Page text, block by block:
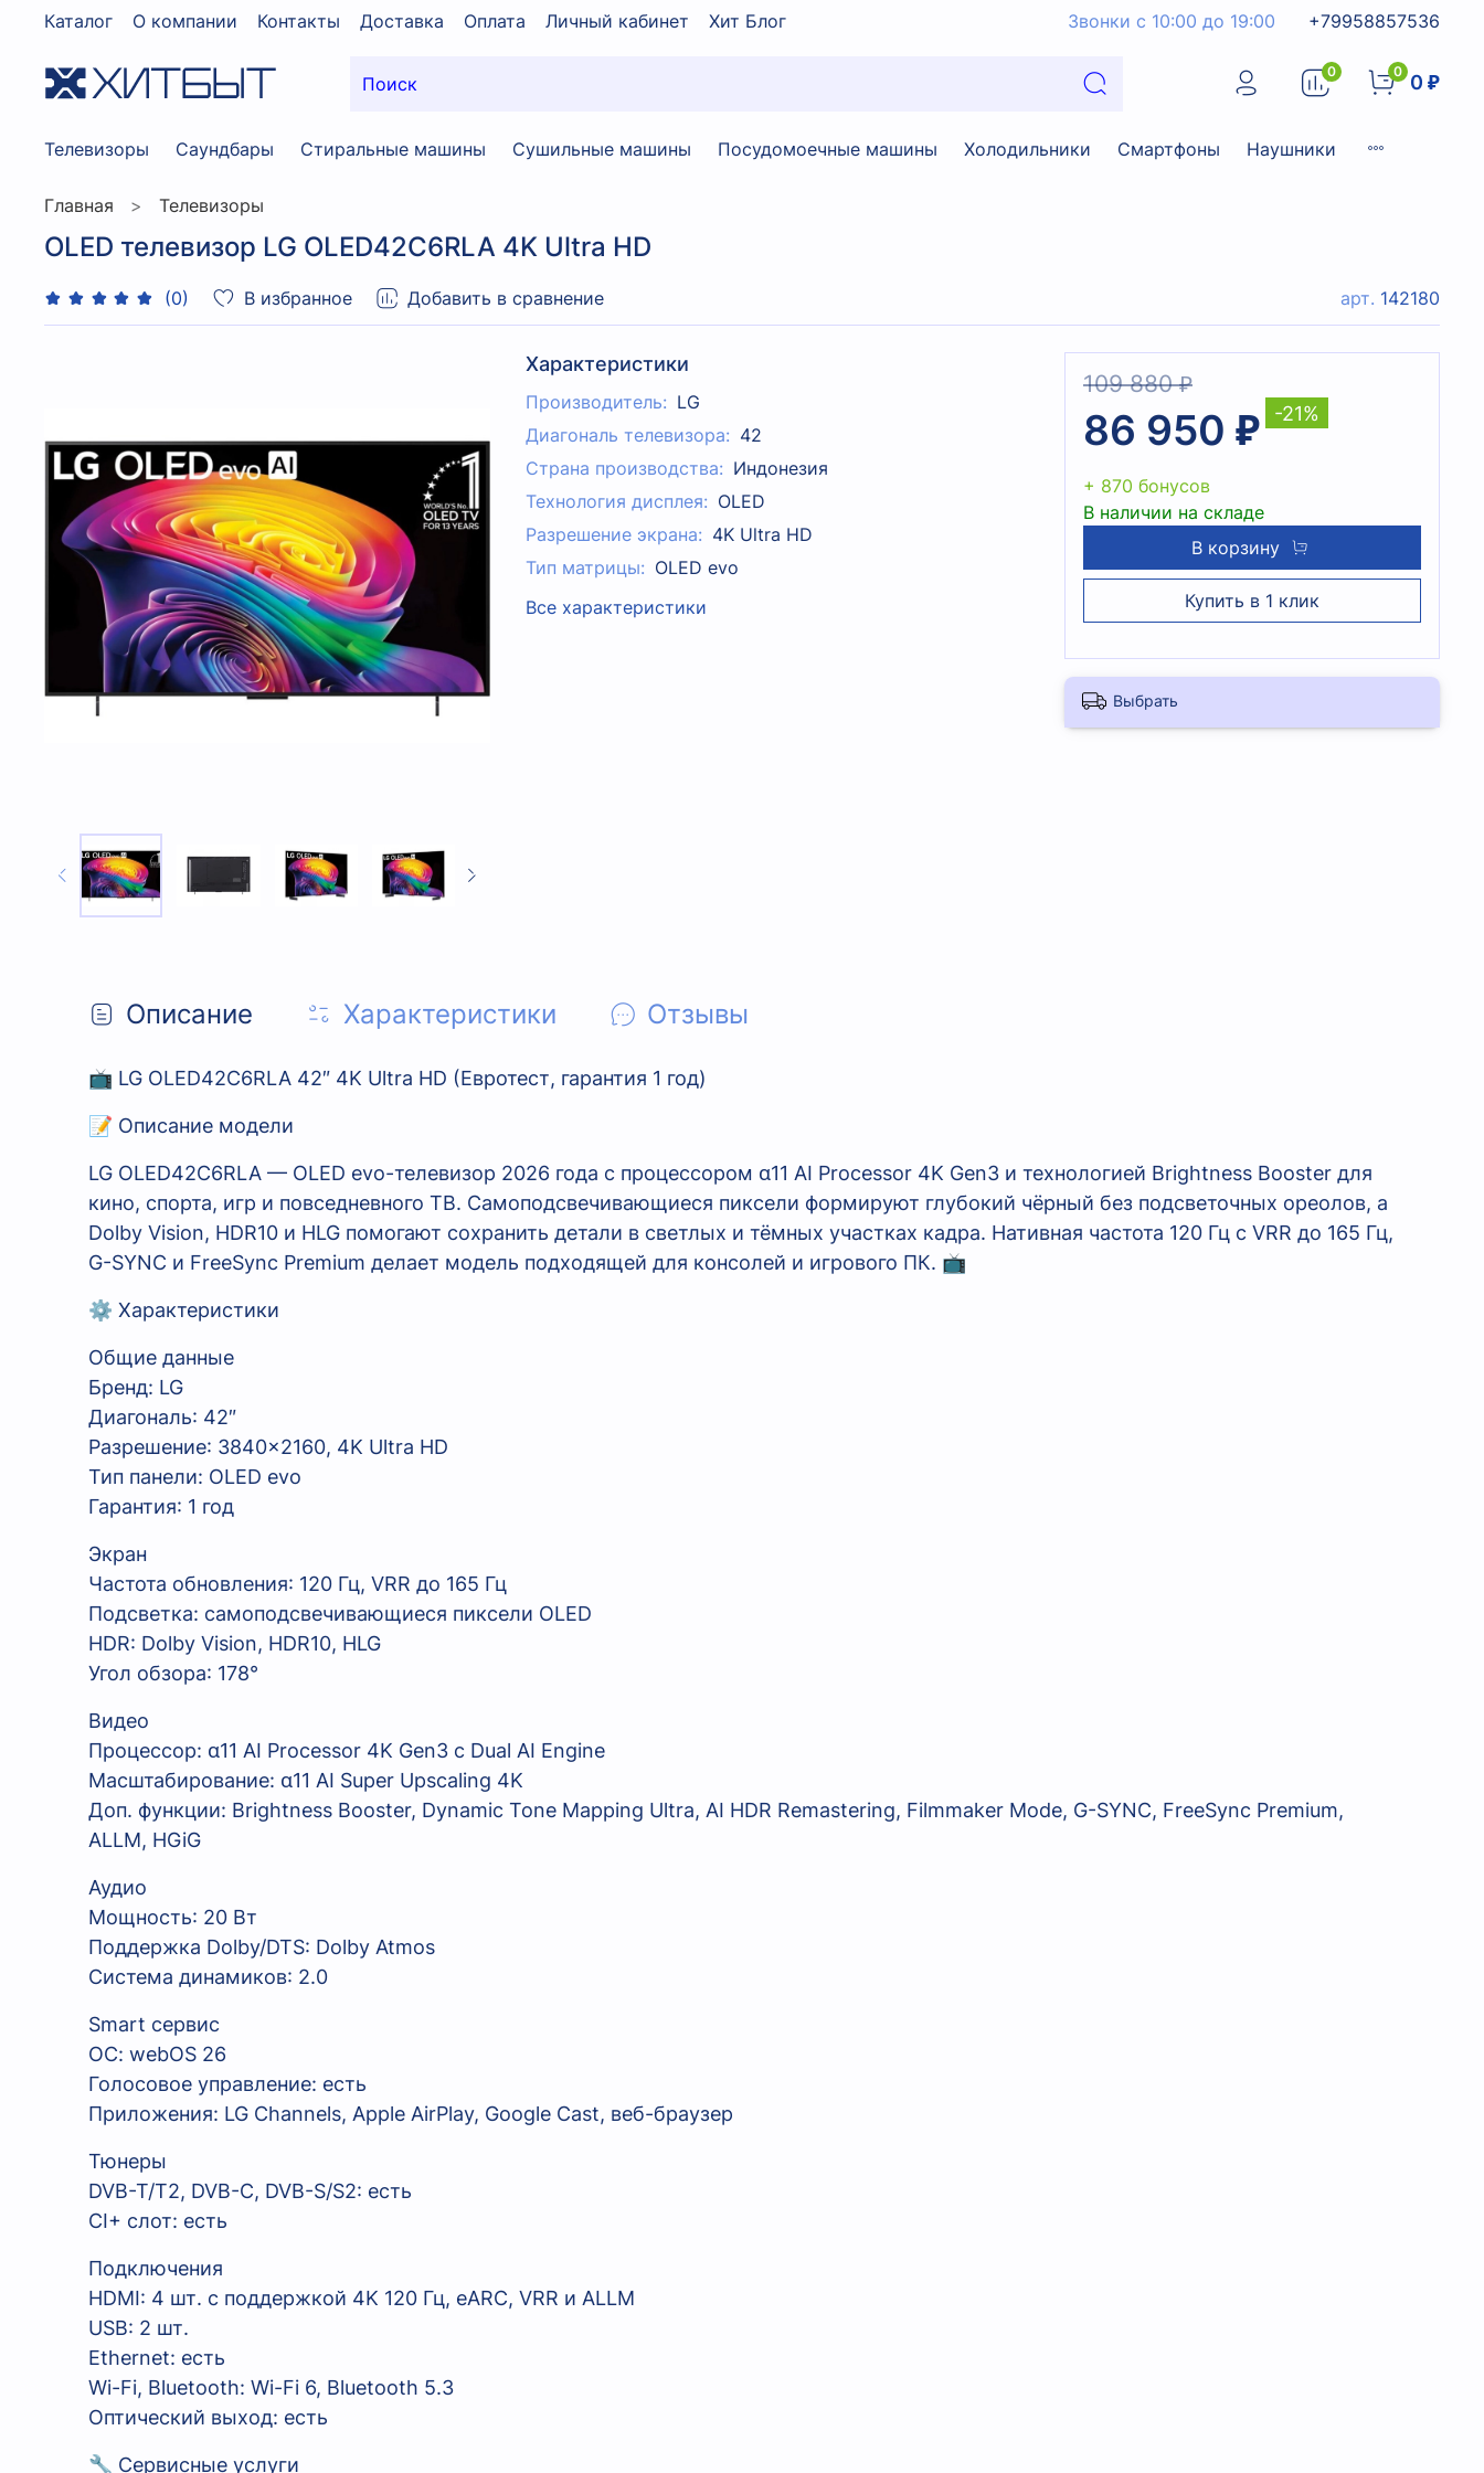
Каталог О компании Контакты Доставка Оплата Личный кабинет Хит Блог Звонки с 10:00 до 19:00 +79958857536
0 0 0 ₽
Телевизоры Саундбары Стиральные машины Сушильные машины Посудомоечные машины Холодильники Смартфоны Наушники
Главная Телевизоры
OLED телевизор LG OLED42C6RLA 4K Ultra HD
(0) В избранное Добавить в сравнение арт. 142180
Характеристики
Производитель: LG
Диагональ телевизора: 42
Страна производства: Индонезия
Технология дисплея: OLED
Разрешение экрана: 4K Ultra HD
Тип матрицы: OLED evo
Все характеристики
109 880 ₽
86 950 ₽ -21%
+ 870 бонусов
В наличии на складе
В корзину
Купить в 1 клик
Выбрать
Описание Характеристики Отзывы
📺 LG OLED42C6RLA 42″ 4K Ultra HD (Евротест, гарантия 1 год)
📝 Описание модели
LG OLED42C6RLA — OLED evo-телевизор 2026 года с процессором α11 AI Processor 4K Gen3 и технологией Brightness Booster для
кино, спорта, игр и повседневного ТВ. Самоподсвечивающиеся пиксели формируют глубокий чёрный без подсветочных ореолов, а
Dolby Vision, HDR10 и HLG помогают сохранить детали в светлых и тёмных участках кадра. Нативная частота 120 Гц с VRR до 165 Гц,
G-SYNC и FreeSync Premium делает модель подходящей для консолей и игрового ПК. 📺
⚙️ Характеристики
Общие данные
Бренд: LG
Диагональ: 42″
Разрешение: 3840×2160, 4K Ultra HD
Тип панели: OLED evo
Гарантия: 1 год
Экран
Частота обновления: 120 Гц, VRR до 165 Гц
Подсветка: самоподсвечивающиеся пиксели OLED
HDR: Dolby Vision, HDR10, HLG
Угол обзора: 178°
Видео
Процессор: α11 AI Processor 4K Gen3 с Dual AI Engine
Масштабирование: α11 AI Super Upscaling 4K
Доп. функции: Brightness Booster, Dynamic Tone Mapping Ultra, AI HDR Remastering, Filmmaker Mode, G-SYNC, FreeSync Premium,
ALLM, HGiG
Аудио
Мощность: 20 Вт
Поддержка Dolby/DTS: Dolby Atmos
Система динамиков: 2.0
Smart сервис
ОС: webOS 26
Голосовое управление: есть
Приложения: LG Channels, Apple AirPlay, Google Cast, веб-браузер
Тюнеры
DVB-T/T2, DVB-C, DVB-S/S2: есть
CI+ слот: есть
Подключения
HDMI: 4 шт. с поддержкой 4K 120 Гц, eARC, VRR и ALLM
USB: 2 шт.
Ethernet: есть
Wi-Fi, Bluetooth: Wi-Fi 6, Bluetooth 5.3
Оптический выход: есть
🔧 Сервисные услуги